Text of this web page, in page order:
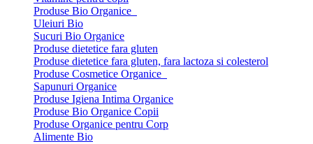
Produse Bio Organice
Uleiuri Bio
Sucuri Bio Organice
Produse dietetice fara gluten
Produse dietetice fara gluten, fara lactoza si colesterol
Produse Cosmetice Organice
Sapunuri Organice
Produse Igiena Intima Organice
Produse Bio Organice Copii
Produse Organice pentru Corp
Alimente Bio